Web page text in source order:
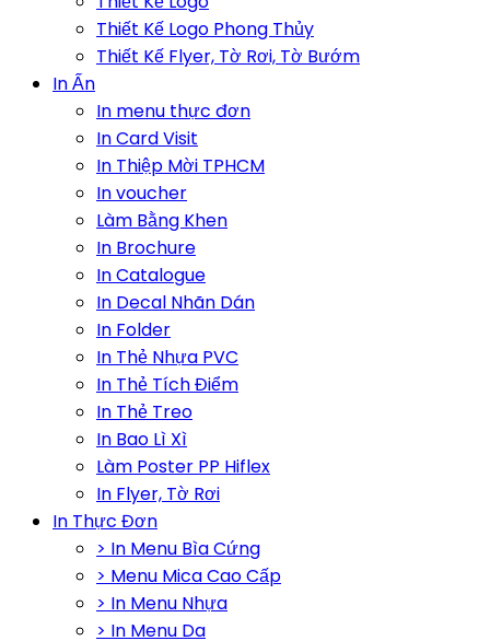
Thiết Kế Logo Phong Thủy
Thiết Kế Flyer, Tờ Rơi, Tờ Bướm
In Ấn
In menu thực đơn
In Card Visit
In Thiệp Mời TPHCM
In voucher
Làm Bằng Khen
In Brochure
In Catalogue
In Decal Nhãn Dán
In Folder
In Thẻ Nhựa PVC
In Thẻ Tích Điểm
In Thẻ Treo
In Bao Lì Xì
Làm Poster PP Hiflex
In Flyer, Tờ Rơi
In Thực Đơn
> In Menu Bìa Cứng
> Menu Mica Cao Cấp
> In Menu Nhựa
> In Menu Da